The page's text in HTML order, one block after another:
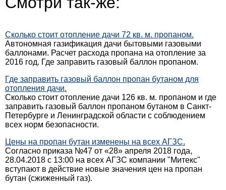
Сколько стоит отопление дачи 72 кв. м. пропаном.
Автономная газификация дачи бытовыми газовыми
баллонами. Расчет расхода пропана на отопление за
2016 год. Где заправить газовый баллон пропаном.
Где заправить газовый баллон пропан бутаном для
отопления дачи.
Сколько стоит отопление дачи 126 кв. м. пропаном и где
заправить газовый баллон пропаном бутаном в Санкт-
Петербурге и Ленинградской области с соблюдением
всех норм безопасности.
Цены на пропан бутан изменены на всех АГЗС.
Согласно приказа №47 от «28» апреля 2018 года,
28.04.2018 с 13:00 на всех АГЗС компании "Митекс"
вступают в действие новые значения цен на пропан
бутан (сжиженный газ).